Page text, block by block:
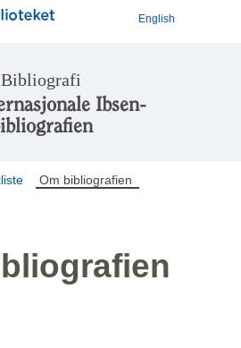
English
Bibliografi
Ibsen-
Om bibliografien